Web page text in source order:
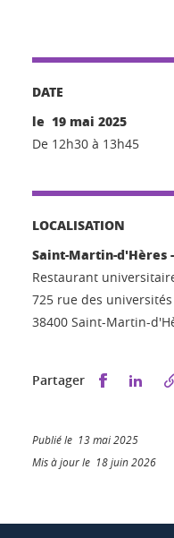
DATE
le 19 mai 2025
De 12h30 à 13h45
LOCALISATION
Saint-Martin-d'Hères
Restaurant
725 rue des universités
38400 Saint-Martin-
Partager Partager
Publié le 13 mai 2025
Mis à jour le 18 juin 2026